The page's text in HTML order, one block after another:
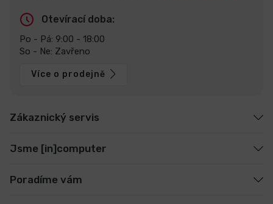
Otevírací doba:
Po - Pá: 9:00 - 18:00
So - Ne: Zavřeno
Více o prodejně
Zákaznický servis
Jsme [in]computer
Poradíme vám